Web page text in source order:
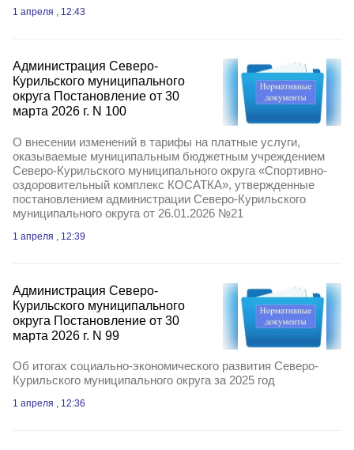
1 апреля , 12:43
Администрация Северо-
Курильского муниципального
округа Постановление от 30
марта 2026 г. N 100
О внесении изменений в тарифы на платные услуги,
оказываемые муниципальным бюджетным учреждением
Северо-Курильского муниципального округа «Спортивно-
оздоровительный комплекс КОСАТКА», утвержденные
постановлением администрации Северо-Курильского
муниципального округа от 26.01.2026 №21
1 апреля , 12:39
Администрация Северо-
Курильского муниципального
округа Постановление от 30
марта 2026 г. N 99
Об итогах социально-экономического развития Северо-
Курильского муниципального округа за 2025 год
1 апреля , 12:36